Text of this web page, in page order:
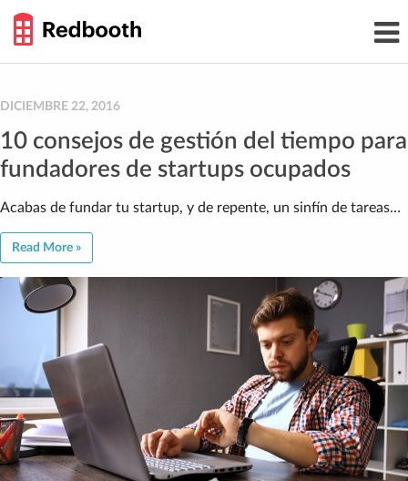
content
GUIDE
DICIEMBRE 22, 2016
10 consejos de gestión del tiempo para
fundadores de startups ocupados
Acabas de fundar tu startup, y de repente, un sinfín de tareas…
Read More »